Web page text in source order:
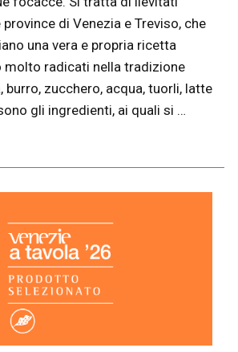
di Venezia e Treviso, che
una vera e propria ricetta
molto radicati nella tradizione
burro, zucchero, acqua, tuorli, latte
gli ingredienti, ai quali si …